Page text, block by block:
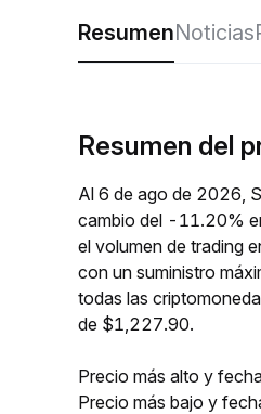
ResumenNoticias
Resumen del
Al 6 de ago de 2026,
cambio del -11.20%
el volumen de trading
con un suministro
todas las
de $1,227.90.
Precio más alto y
Precio más bajo y